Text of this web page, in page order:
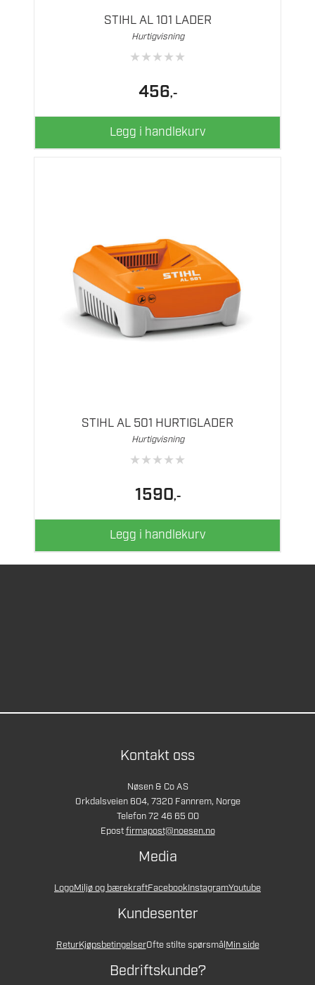
STIHL AL 101 LADER
Hurtigvisning
★★★★★
456,-
Legg i handlekurv
STIHL AL 501 HURTIGLADER
Hurtigvisning
★★★★★
1590,-
Legg i handlekurv
Kontakt oss
Nøsen & Co AS
Orkdalsveien 604, 7320 Fannrem, Norge
Telefon 72 46 65 00
Epostfirmapost@noesen.no
Media
LogoMiljø og bærekraftFacebookInstagramYoutube
Kundesenter
ReturKjøpsbetingelserOfte stilte spørsmålMin side
Bedriftskunde?